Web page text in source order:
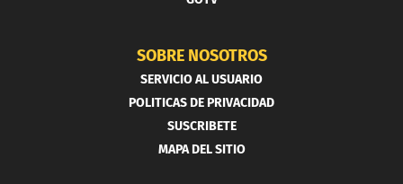
SOBRE NOSOTROS
SERVICIO AL USUARIO
POLITICAS DE PRIVACIDAD
SUSCRIBETE
MAPA DEL SITIO